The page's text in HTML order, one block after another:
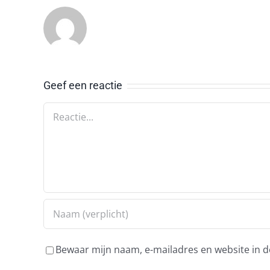
Geef een reactie
Reactie
Bewaar mijn naam, e-mailadres en website in